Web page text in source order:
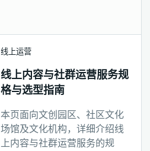
线上运营
线上内容与社群运营服务规
格与选型指南
本页面向文创园区、社区文化
场馆及文化机构，详细介绍线
上内容与社群运营服务的规